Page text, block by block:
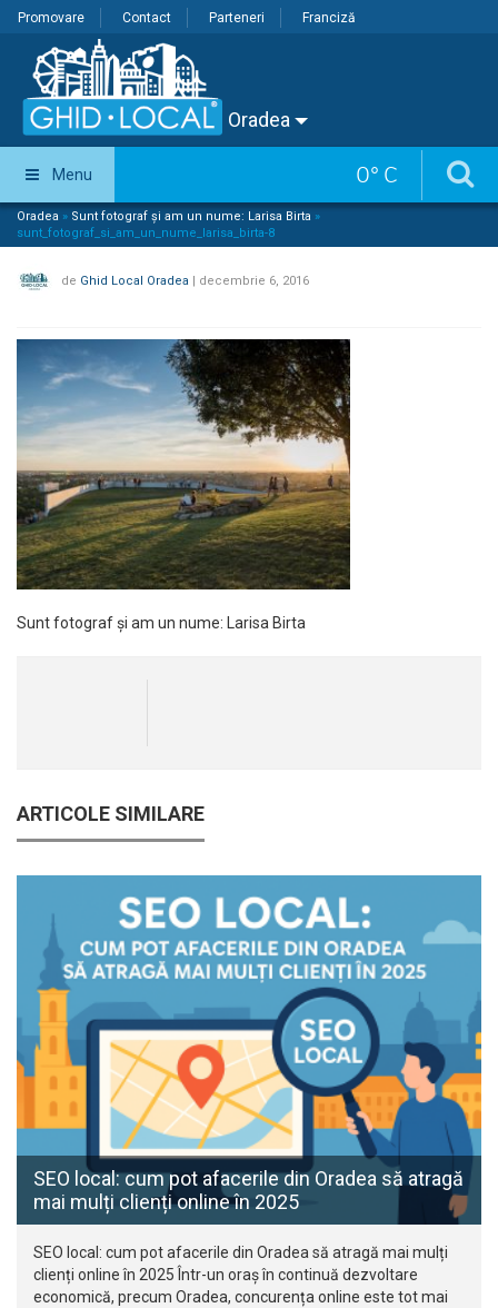
Promovare Contact Parteneri Franciză
Oradea
0° C
Menu
Oradea » Sunt fotograf și am un nume: Larisa Birta »
sunt_fotograf_si_am_un_nume_larisa_birta-8
de Ghid Local Oradea | decembrie 6, 2016
Sunt fotograf și am un nume: Larisa Birta
ARTICOLE SIMILARE
SEO local: cum pot afacerile din Oradea să atragă
mai mulți clienți online în 2025
SEO local: cum pot afacerile din Oradea să atragă mai mulți
clienți online în 2025 Într-un oraș în continuă dezvoltare
economică, precum Oradea, concurența online este tot mai